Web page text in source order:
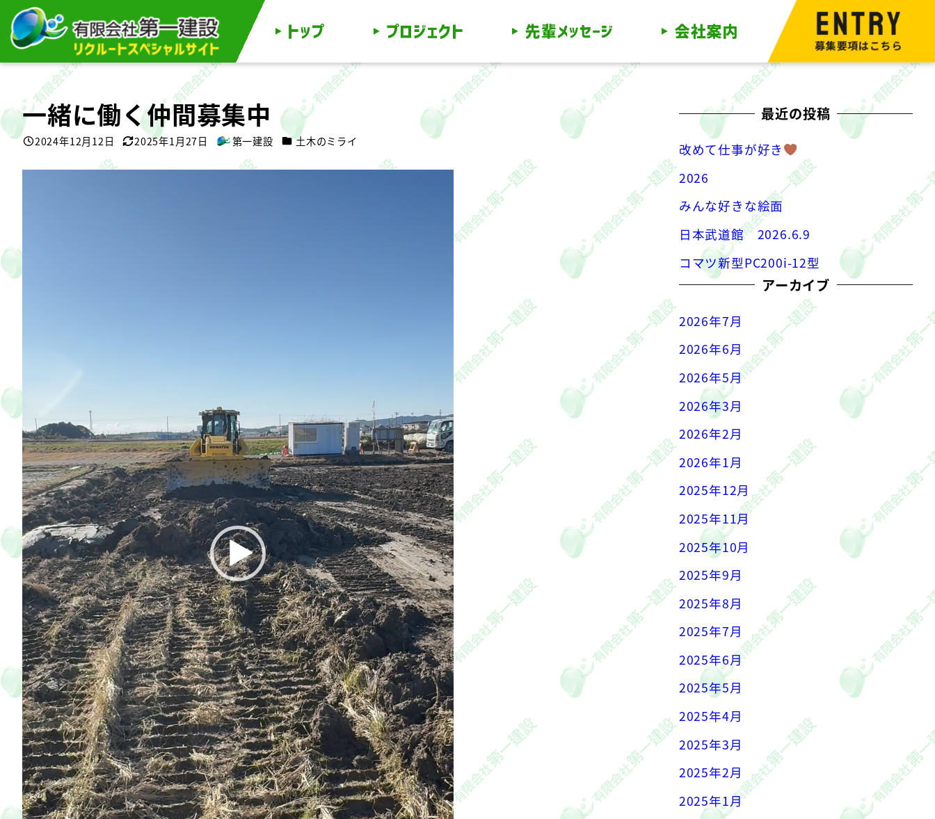
ン
コ
テ
ン
動
募集要項はこちら
一緒に働く仲間募集中
投稿日
2024年12月12日
更新日
2025年1月27日
著
第一建設 カテゴリー
土木のミライ
動
ー
最近の投稿
改めて仕事が好き
2026
みんな好きな絵面
日本武道館 2026.6.9
コマツ新型PC200i-12型
アーカイブ
2026年7月
2026年6月
2026年5月
2026年3月
2026年2月
2026年1月
2025年12月
2025年11月
2025年10月
2025年9月
2025年8月
2025年7月
2025年6月
2025年5月
2025年4月
2025年3月
2025年2月
2025年1月